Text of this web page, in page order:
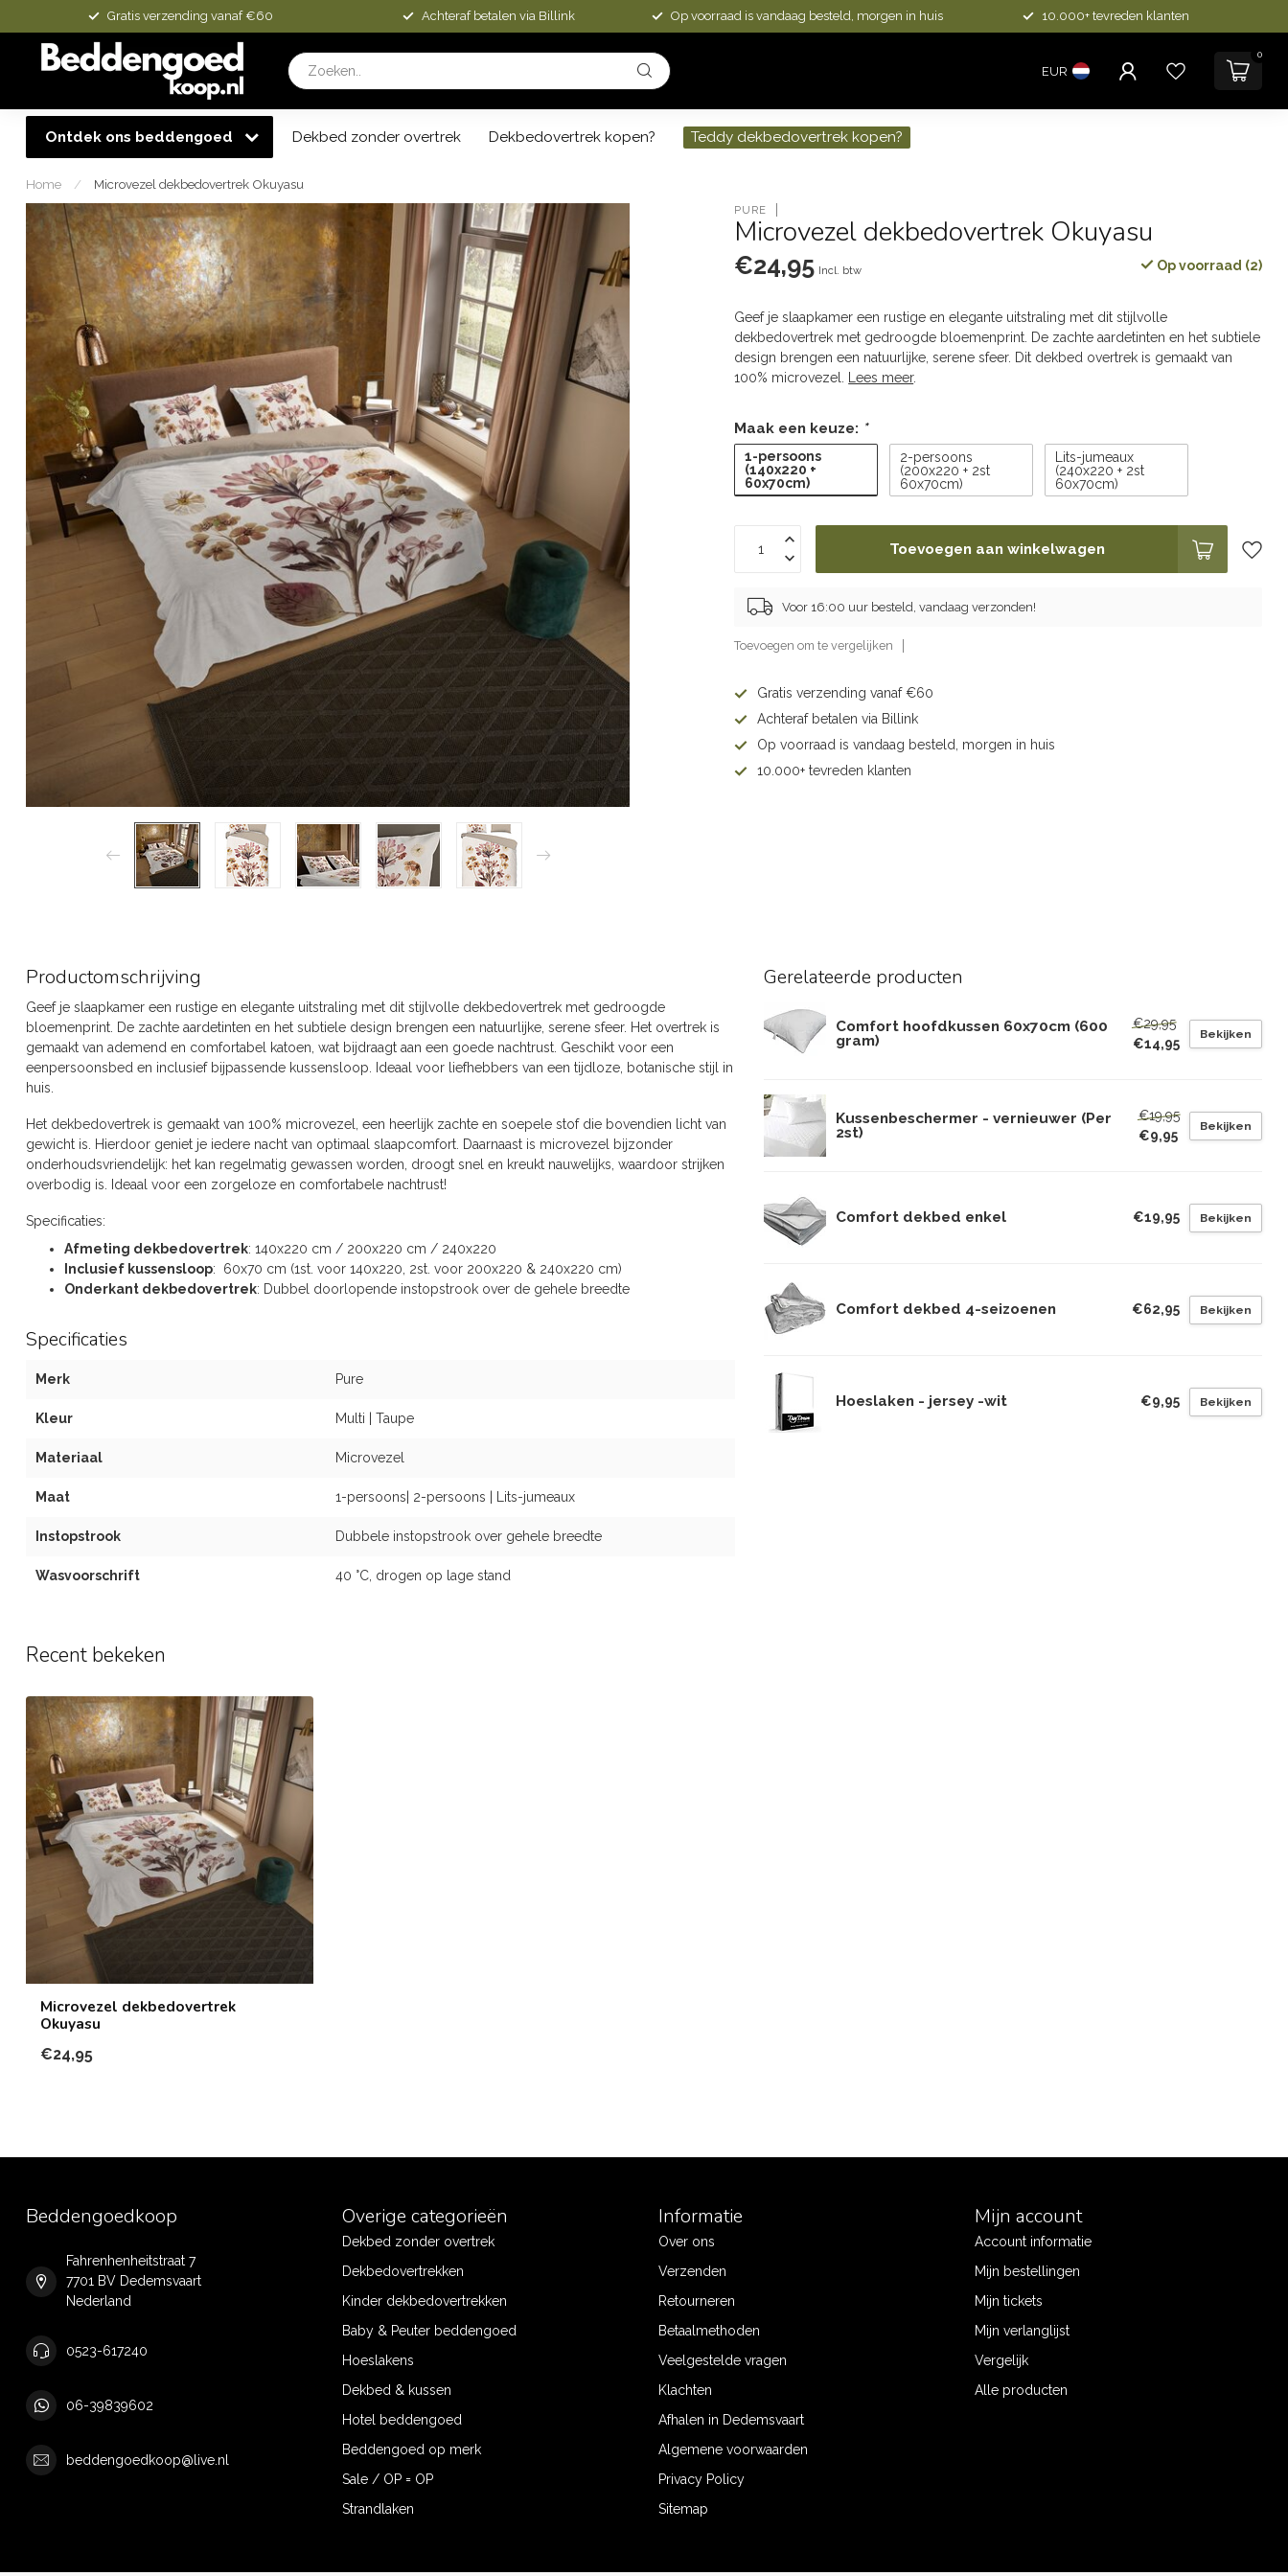
Gratis verzending vanaf €60 Achteraf betalen via Billink Op voorraad is vandaag besteld, morgen in huis 10.000+ tevreden klanten
EUR
0
Ontdek ons beddengoed Dekbed zonder overtrek Dekbedovertrek kopen? Teddy dekbedovertrek kopen?
Home / Microvezel dekbedovertrek Okuyasu
PURE
Microvezel dekbedovertrek Okuyasu
€24,95 Incl. btw Op voorraad (2)
Geef je slaapkamer een rustige en elegante uitstraling met dit stijlvolle
dekbedovertrek met gedroogde bloemenprint. De zachte aardetinten en het subtiele
design brengen een natuurlijke, serene sfeer. Dit dekbed overtrek is gemaakt van
100% microvezel.
Lees meer.
Maak een keuze: *
1-persoons
(140x220 +
60x70cm)
2-persoons
(200x220 + 2st
60x70cm)
Lits-jumeaux
(240x220 + 2st
60x70cm)
Toevoegen aan winkelwagen
Voor 16:00 uur besteld, vandaag verzonden!
Toevoegen om te vergelijken
Gratis verzending vanaf €60
Achteraf betalen via Billink
Op voorraad is vandaag besteld, morgen in huis
10.000+ tevreden klanten
Productomschrijving
Geef je slaapkamer een rustige en elegante uitstraling met dit stijlvolle dekbedovertrek met gedroogde
bloemenprint. De zachte aardetinten en het subtiele design brengen een natuurlijke, serene sfeer. Het overtrek is
gemaakt van ademend en comfortabel katoen, wat bijdraagt aan een goede nachtrust. Geschikt voor een
eenpersoonsbed en inclusief bijpassende kussensloop. Ideaal voor liefhebbers van een tijdloze, botanische stijl in
huis.
Het dekbedovertrek is gemaakt van 100% microvezel, een heerlijk zachte en soepele stof die bovendien licht van
gewicht is. Hierdoor geniet je iedere nacht van optimaal slaapcomfort. Daarnaast is microvezel bijzonder
onderhoudsvriendelijk: het kan regelmatig gewassen worden, droogt snel en kreukt nauwelijks, waardoor strijken
overbodig is. Ideaal voor een zorgeloze en comfortabele nachtrust!
Specificaties:
Afmeting dekbedovertrek: 140x220 cm / 200x220 cm / 240x220
Inclusief kussensloop: 60x70 cm (1st. voor 140x220, 2st. voor 200x220 & 240x220 cm)
Onderkant dekbedovertrek: Dubbel doorlopende instopstrook over de gehele breedte
Specificaties
Merk Pure
Kleur Multi | Taupe
Materiaal Microvezel
Maat 1-persoons| 2-persoons | Lits-jumeaux
Instopstrook Dubbele instopstrook over gehele breedte
Wasvoorschrift 40 °C, drogen op lage stand
Gerelateerde producten
Comfort hoofdkussen 60x70cm (600
gram)
€29,95
€14,95
Bekijken
Kussenbeschermer - vernieuwer (Per
2st)
€19,95
€9,95
Bekijken
Comfort dekbed enkel €19,95 Bekijken
Comfort dekbed 4-seizoenen €62,95 Bekijken
Hoeslaken - jersey -wit €9,95 Bekijken
Recent bekeken
Microvezel dekbedovertrek
Okuyasu
€24,95
Beddengoedkoop
Fahrenhenheitstraat 7
7701 BV Dedemsvaart
Nederland
0523-617240
06-39839602
beddengoedkoop@live.nl
Overige categorieën
Dekbed zonder overtrek
Dekbedovertrekken
Kinder dekbedovertrekken
Baby & Peuter beddengoed
Hoeslakens
Dekbed & kussen
Hotel beddengoed
Beddengoed op merk
Sale / OP = OP
Strandlaken
Informatie
Over ons
Verzenden
Retourneren
Betaalmethoden
Veelgestelde vragen
Klachten
Afhalen in Dedemsvaart
Algemene voorwaarden
Privacy Policy
Sitemap
Mijn account
Account informatie
Mijn bestellingen
Mijn tickets
Mijn verlanglijst
Vergelijk
Alle producten